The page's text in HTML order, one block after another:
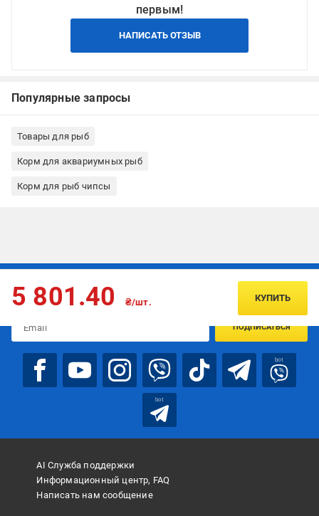
первым!
НАПИСАТЬ ОТЗЫВ
Популярные запросы
Товары для рыб
Корм для аквариумных рыб
Корм для рыб чипсы
5 801.40 ₴/шт. КУПИТЬ
Подписывайтесь, чтобы узнавать первым об акцияx и
ПОДПИСАТЬСЯ
bot
bot
AI Служба поддержки
Информационный центр, FAQ
Написать нам сообщение